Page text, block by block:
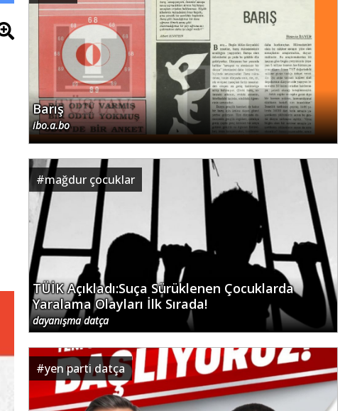
Barış
ibo.a.bo
#mağdur çocuklar
TÜİK Açıkladı:Suça Sürüklenen Çocuklarda
Yaralama Olayları İlk Sırada!
dayanışma datça
#yen parti datça